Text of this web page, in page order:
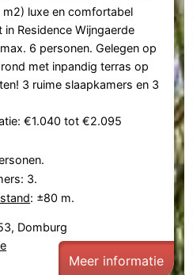
m2) luxe en comfortabel
in Residence Wijngaerde
6 personen. Gelegen op
met inpandig terras op
3 ruime slaapkamers en 3
€1.040 tot €2.095
3.
: ±80 m.
Domburg
Meer informatie